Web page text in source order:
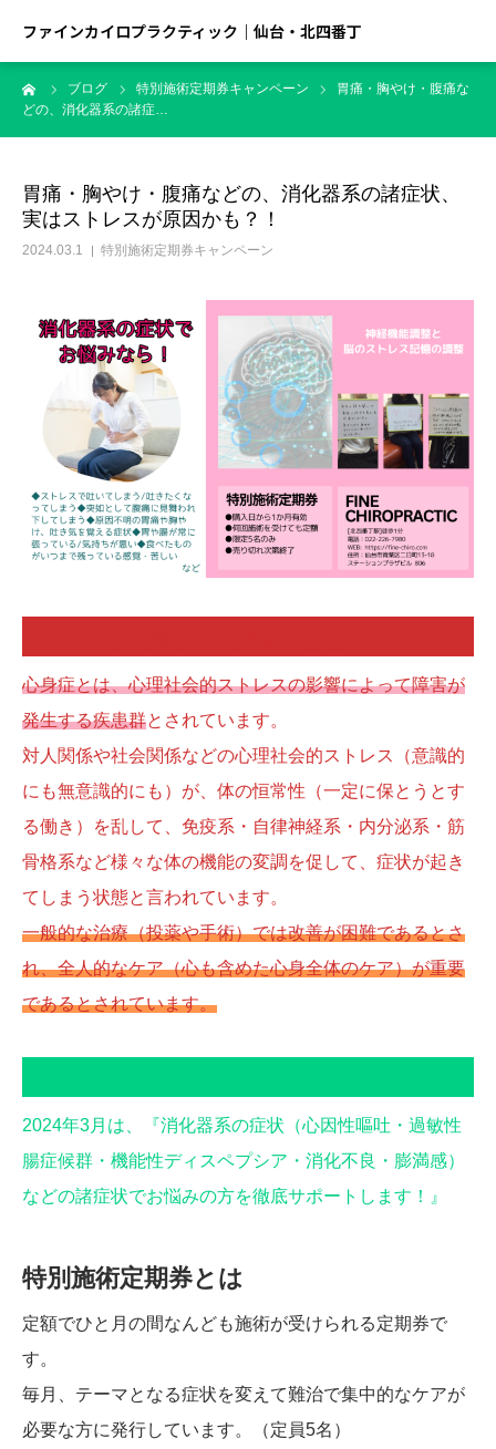
ファインカイロプラクティック｜仙台・北四番丁
ブログ 特別施術定期券キャンペーン
胃痛・胸やけ・腹痛な
どの、消化器系の諸症…
胃痛・胸やけ・腹痛などの、消化器系の諸症状、
実はストレスが原因かも？！
2024.03.1 特別施術定期券キャンペーン
心身症とは、心理社会的ストレスの影響によって障害が
発生する疾患群とされています。
対人関係や社会関係などの心理社会的ストレス（意識的
にも無意識的にも）が、体の恒常性（一定に保とうとす
る働き）を乱して、免疫系・自律神経系・内分泌系・筋
骨格系など様々な体の機能の変調を促して、症状が起き
てしまう状態と言われています。
一般的な治療（投薬や手術）では改善が困難であるとさ
れ、全人的なケア（心も含めた心身全体のケア）が重要
であるとされています。
2024年3月は、『消化器系の症状（心因性嘔吐・過敏性
腸症候群・機能性ディスペプシア・消化不良・膨満感）
などの諸症状でお悩みの方を徹底サポートします！』
特別施術定期券とは
定額でひと月の間なんども施術が受けられる定期券で
す。
毎月、テーマとなる症状を変えて難治で集中的なケアが
必要な方に発行しています。（定員5名）